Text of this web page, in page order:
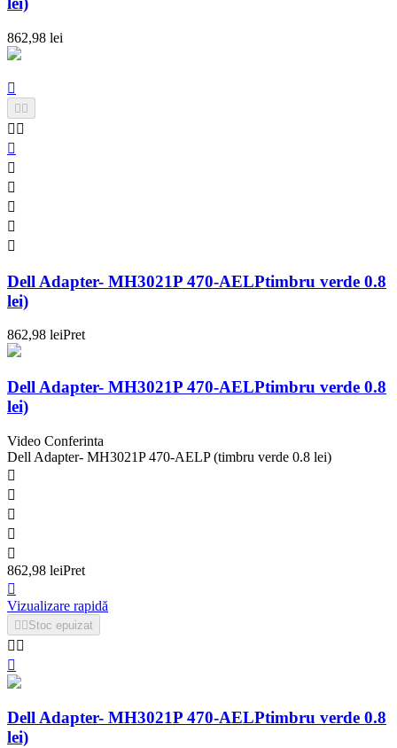
862,98 lei

 
 






Dell Adapter- MH3021P 470-AELPtimbru verde 0.8
lei)
862,98 leiPret
Dell Adapter- MH3021P 470-AELPtimbru verde 0.8
lei)
Video Conferinta
Dell Adapter- MH3021P 470-AELP (timbru verde 0.8 lei)





862,98 leiPret

Vizualizare rapidă
  Stoc epuizat
 

Dell Adapter- MH3021P 470-AELPtimbru verde 0.8
lei)